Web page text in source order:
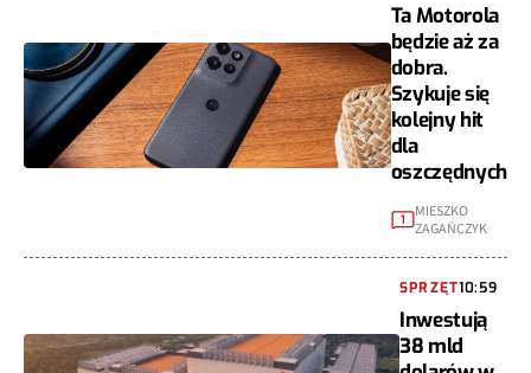
Ta Motorola
będzie aż za
dobra.
Szykuje się
kolejny hit
dla
oszczędnych
1
MIESZKO
ZAGAŃCZYK
SPRZĘT10:59
Inwestują
38 mld